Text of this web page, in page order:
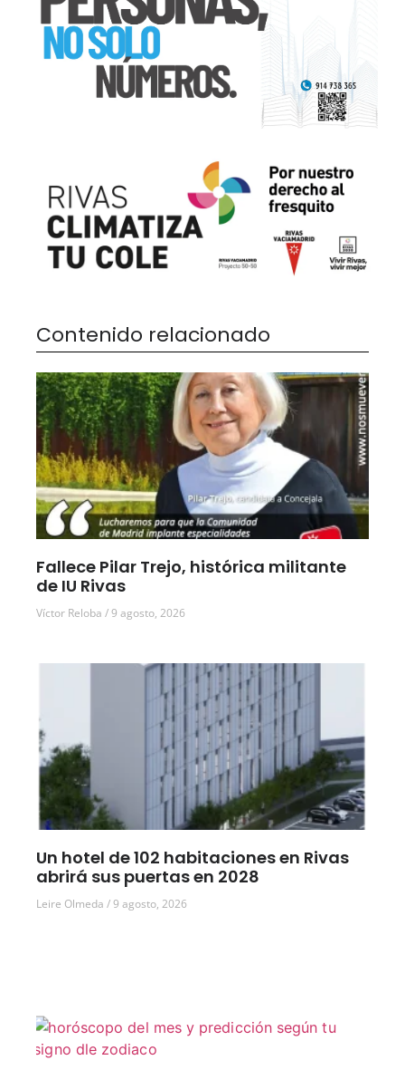
Contenido relacionado
Fallece Pilar Trejo, histórica militante
de IU Rivas
Víctor Reloba 9 agosto, 2026
Un hotel de 102 habitaciones en Rivas
abrirá sus puertas en 2028
Leire Olmeda 9 agosto, 2026